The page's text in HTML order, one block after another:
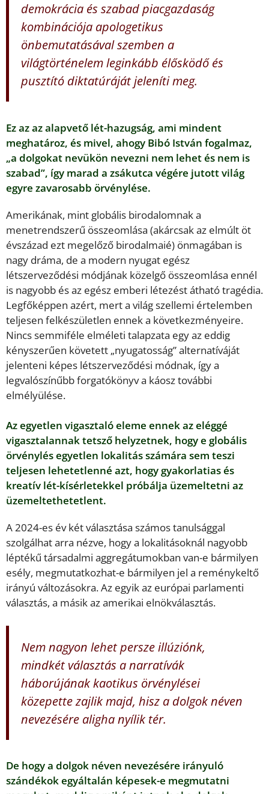
demokrácia és szabad piacgazdaság
kombinációja apologetikus
önbemutatásával szemben a
világtörténelem leginkább élősködő és
pusztító diktatúráját jeleníti meg.
Ez az az alapvető lét-hazugság, ami mindent
meghatároz, és mivel, ahogy Bibó István fogalmaz,
„a dolgokat nevükön nevezni nem lehet és nem is
szabad”, így marad a zsákutca végére jutott világ
egyre zavarosabb örvénylése.
Amerikának, mint globális birodalomnak a
menetrendszerű összeomlása (akárcsak az elmúlt öt
évszázad ezt megelőző birodalmaié) önmagában is
nagy dráma, de a modern nyugat egész
létszerveződési módjának közelgő összeomlása ennél
is nagyobb és az egész emberi létezést átható tragédia.
Legfőképpen azért, mert a világ szellemi értelemben
teljesen felkészületlen ennek a következményeire.
Nincs semmiféle elméleti talapzata egy az eddig
kényszerűen követett „nyugatosság” alternatíváját
jelenteni képes létszerveződési módnak, így a
legvalószínűbb forgatókönyv a káosz további
elmélyülése.
Az egyetlen vigasztaló eleme ennek az eléggé
vigasztalannak tetsző helyzetnek, hogy e globális
örvénylés egyetlen lokalitás számára sem teszi
teljesen lehetetlenné azt, hogy gyakorlatias és
kreatív lét-kísérletekkel próbálja üzemeltetni az
üzemeltethetetlent.
A 2024-es év két választása számos tanulsággal
szolgálhat arra nézve, hogy a lokalitásoknál nagyobb
léptékű társadalmi aggregátumokban van-e bármilyen
esély, megmutatkozhat-e bármilyen jel a reménykeltő
irányú változásokra. Az egyik az európai parlamenti
választás, a másik az amerikai elnökválasztás.
Nem nagyon lehet persze illúziónk,
mindkét választás a narratívák
háborújának kaotikus örvénylései
közepette zajlik majd, hisz a dolgok néven
nevezésére aligha nyílik tér.
De hogy a dolgok néven nevezésére irányuló
szándékok egyáltalán képesek-e megmutatni